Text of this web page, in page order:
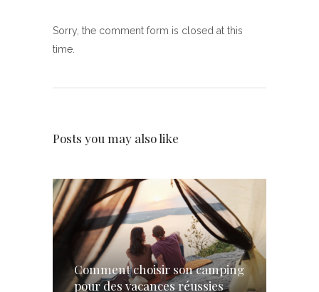
Sorry, the comment form is closed at this
time.
Posts you may also like
Comment choisir son camping
pour des vacances réussies